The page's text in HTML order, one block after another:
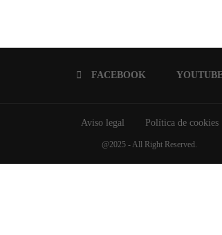
FACEBOOK
Aviso legal Política de cookies
@2025 - All Right Reserved.